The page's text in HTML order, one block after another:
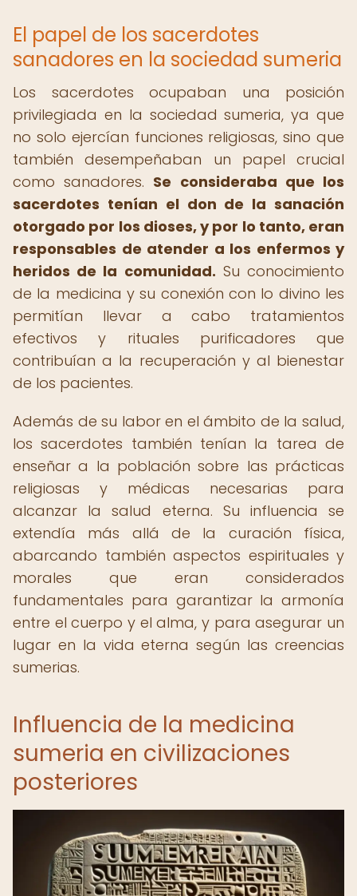
El papel de los sacerdotes
sanadores en la sociedad sumeria
Los sacerdotes ocupaban una posición
privilegiada en la sociedad sumeria, ya que
no solo ejercían funciones religiosas, sino que
también desempeñaban un papel crucial
como sanadores. Se consideraba que los
sacerdotes tenían el don de la sanación
otorgado por los dioses, y por lo tanto, eran
responsables de atender a los enfermos y
heridos de la comunidad. Su conocimiento
de la medicina y su conexión con lo divino les
permitían llevar a cabo tratamientos
efectivos y rituales purificadores que
contribuían a la recuperación y al bienestar
de los pacientes.
Además de su labor en el ámbito de la salud,
los sacerdotes también tenían la tarea de
enseñar a la población sobre las prácticas
religiosas y médicas necesarias para
alcanzar la salud eterna. Su influencia se
extendía más allá de la curación física,
abarcando también aspectos espirituales y
morales que eran considerados
fundamentales para garantizar la armonía
entre el cuerpo y el alma, y para asegurar un
lugar en la vida eterna según las creencias
sumerias.
Influencia de la medicina
sumeria en civilizaciones
posteriores